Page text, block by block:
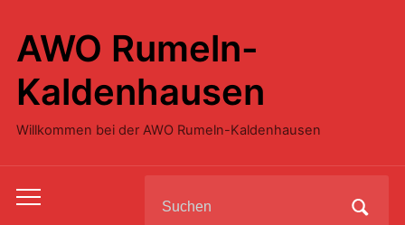
AWO Rumeln-
Kaldenhausen
Willkommen bei der AWO Rumeln-Kaldenhausen
Toggle
for: